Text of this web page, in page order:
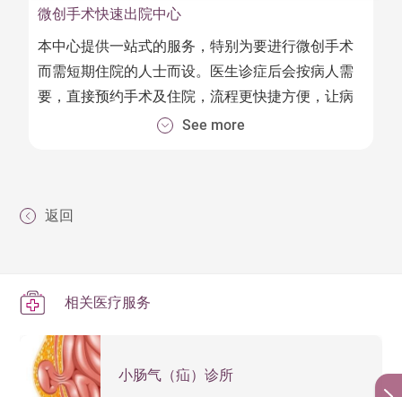
手臂为镜头，另三支手臂配合电脑控制操作手术
主控制台 医生通过主控制器给予手术指令，控
制器会撷取医生手腕的动作，于人体腔内重现。
微创手术快速出院中心
本中心提供一站式的服务，特别为要进行微创手术
而需短期住院的人士而设。医生诊症后会按病人需
要，直接预约手术及住院，流程更快捷方便，让病
人时间安排更轻松。
四小时内出院。
See more
返回
相关医疗服务
小肠气（疝）诊所